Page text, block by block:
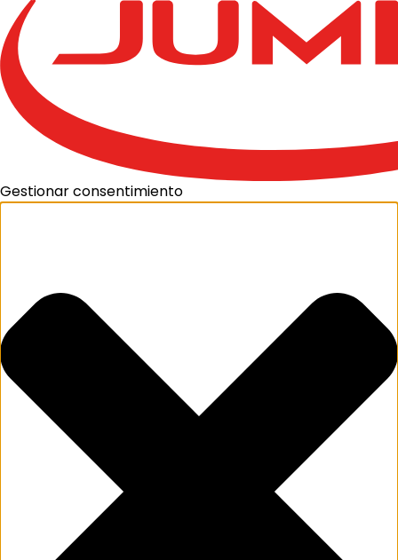
Gestionar consentimiento